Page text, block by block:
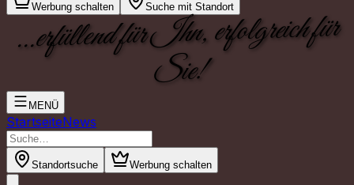
Werbung schalten Suche mit Standort
...erfüllend für Ihn, erfolgreich für
Sie!
MENÜ
StartseiteNews
Standortsuche Werbung schalten